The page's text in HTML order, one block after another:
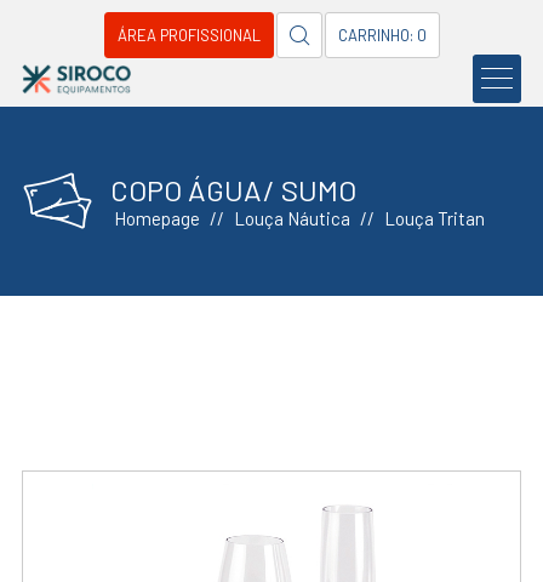
ÁREA PROFISSIONAL CARRINHO: 0
COPO ÁGUA/ SUMO
Homepage Louça Náutica Louça Tritan